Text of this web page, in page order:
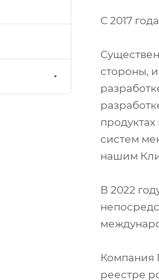
С 2017
стороны,
систем
нашим
В 2022
Компания
реестре